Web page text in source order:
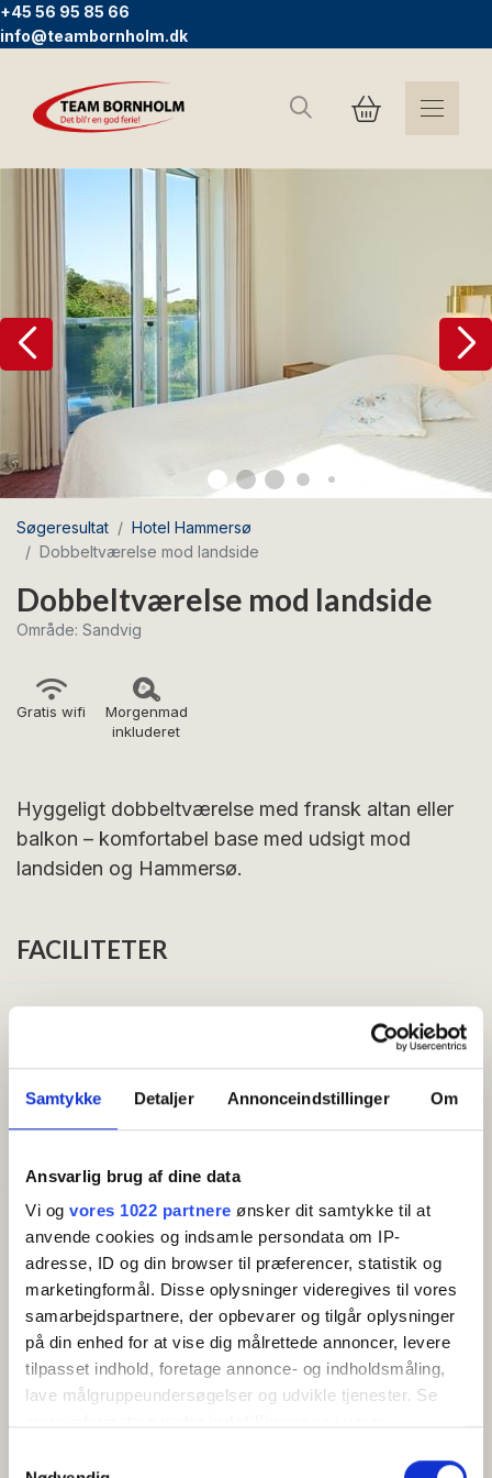
Samtykke Detaljer Annonceindstillinger Om
Ansvarlig brug af dine data
Vi og vores 1022 partnere ønsker dit samtykke til at
anvende cookies og indsamle persondata om IP-
adresse, ID og din browser til præferencer, statistik og
marketingformål. Disse oplysninger videregives til vores
samarbejdspartnere, der opbevarer og tilgår oplysninger
på din enhed for at vise dig målrettede annoncer, levere
tilpasset indhold, foretage annonce- og indholdsmåling,
lave målgruppeundersøgelser og udvikle tjenester. Se
+45 56 95 85 66
info@teambornholm.dk
Søg
Søgeresultat
Hotel Hammersø
Dobbeltværelse mod landside
Dobbeltværelse mod landside
Område: Sandvig
Gratis wifi
Morgenmad
inkluderet
Hyggeligt dobbeltværelse med fransk altan eller
balkon – komfortabel base med udsigt mod
landsiden og Hammersø.
FACILITETER
Faciliteter
Altan/terrasse
TV
Køleskab
OM